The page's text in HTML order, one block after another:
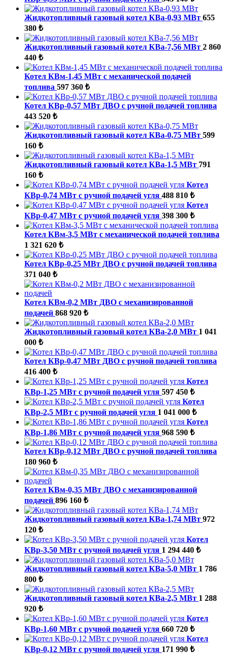
Жидкотопливный газовый котел КВа-0,93 МВт 655
380 ₺
Жидкотопливный газовый котел КВа-7,56 МВт 2 860
440 ₺
Котел КВм-1,45 МВт с механической подачей
топлива 597 360 ₺
Котел КВр-0,57 МВт ДВО с ручной подачей топлива
443 520 ₺
Жидкотопливный газовый котел КВа-0,75 МВт 599
160 ₺
Жидкотопливный газовый котел КВа-1,5 МВт 791
160 ₺
Котел
КВр-0,74 МВт с ручной подачей угля 488 810 ₺
Котел
КВр-0,47 МВт с ручной подачей угля 398 300 ₺
Котел КВм-3,5 МВт с механической подачей топлива
1 321 620 ₺
Котел КВр-0,25 МВт ДВО с ручной подачей топлива
371 040 ₺
Котел КВм-0,2 МВт ДВО с механизированной
подачей 868 920 ₺
Жидкотопливный газовый котел КВа-2,0 МВт 1 041
000 ₺
Котел КВр-0,47 МВт ДВО с ручной подачей топлива
416 400 ₺
Котел
КВр-1,25 МВт с ручной подачей угля 597 450 ₺
Котел
КВр-2,5 МВт с ручной подачей угля 1 041 000 ₺
Котел
КВр-1,86 МВт с ручной подачей угля 968 590 ₺
Котел КВр-0,12 МВт ДВО с ручной подачей топлива
180 960 ₺
Котел КВм-0,35 МВт ДВО с механизированной
подачей 896 160 ₺
Жидкотопливный газовый котел КВа-1,74 МВт 972
120 ₺
Котел
КВр-3,50 МВт с ручной подачей угля 1 294 440 ₺
Жидкотопливный газовый котел КВа-5,0 МВт 1 786
800 ₺
Жидкотопливный газовый котел КВа-2,5 МВт 1 288
920 ₺
Котел
КВр-1,60 МВт с ручной подачей угля 660 720 ₺
Котел
КВр-0,12 МВт с ручной подачей угля 171 990 ₺